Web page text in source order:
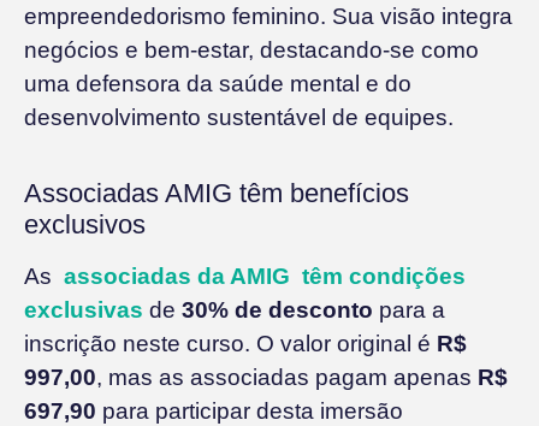
empreendedorismo feminino. Sua visão integra
negócios e bem-estar, destacando-se como
uma defensora da saúde mental e do
desenvolvimento sustentável de equipes.
Associadas AMIG têm benefícios
exclusivos
As associadas da AMIG têm condições
exclusivas de 30% de desconto para a
inscrição neste curso. O valor original é R$
997,00, mas as associadas pagam apenas R$
697,90 para participar desta imersão